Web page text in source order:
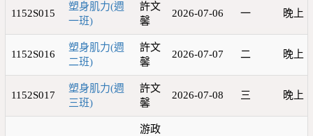
1152S015
塑身肌力(週
一班)
許文
馨
2026-07-06 一 晚上
1152S016
塑身肌力(週
二班)
許文
馨
2026-07-07 二 晚上
1152S017
塑身肌力(週
三班)
許文
馨
2026-07-08 三 晚上
游政